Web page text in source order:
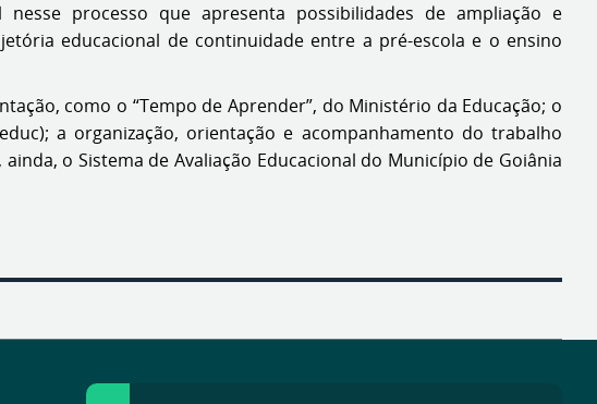
processo que apresenta possibilidades de ampliação e
educacional de continuidade entre a pré-escola e o ensino
como o “Tempo de Aprender”, do Ministério da Educação; o
a organização, orientação e acompanhamento do trabalho
o Sistema de Avaliação Educacional do Município de Goiânia